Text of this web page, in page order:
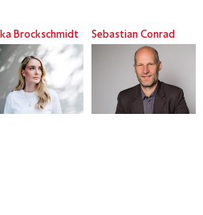
Brockschmidt Sebastian Conrad